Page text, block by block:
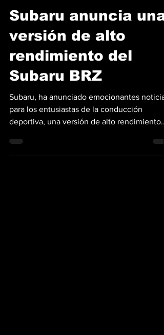
17 jul 2023
1 min de lectura
Subaru anuncia una
versión de alto
rendimiento del
Subaru BRZ
Subaru, ha anunciado emocionantes
deportiva, una versión de alto rendimiento
del popular...